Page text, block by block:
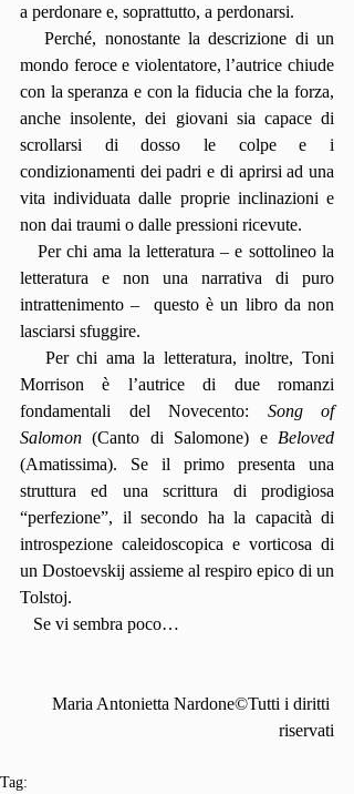
a perdonare e, soprattutto, a perdonarsi.
   Perché, nonostante la descrizione di un
mondo feroce e violentatore, l’autrice chiude
con la speranza e con la fiducia che la forza,
anche insolente, dei giovani sia capace di
scrollarsi di dosso le colpe e i
condizionamenti dei padri e di aprirsi ad una
vita individuata dalle proprie inclinazioni e
non dai traumi o dalle pressioni ricevute.
letteratura e non una narrativa di puro
intrattenimento –  questo è un libro da non
lasciarsi sfuggire.
Morrison è l’autrice di due romanzi
fondamentali del Novecento: Song of
Salomon (Canto di Salomone) e Beloved
(Amatissima). Se il primo presenta una
struttura ed una scrittura di prodigiosa
“perfezione”, il secondo ha la capacità di
introspezione caleidoscopica e vorticosa di
un Dostoevskij assieme al respiro epico di un
Tolstoj.
   Se vi sembra poco…
Maria Antonietta Nardone©Tutti i diritti
riservati
Tag: